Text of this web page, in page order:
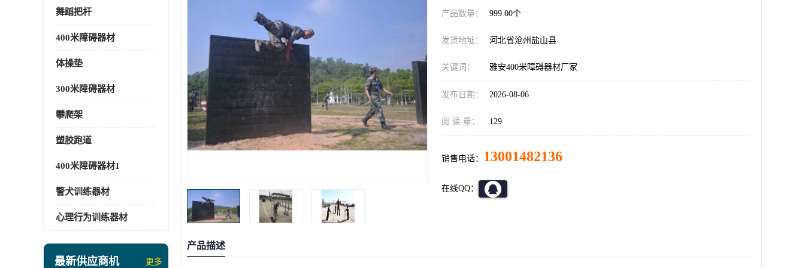
舞蹈把杆
400米障碍器材
体操垫
300米障碍器材
攀爬架
塑胶跑道
400米障碍器材1
警犬训练器材
心理行为训练器材
最新供应商机 更多
产品数量： 999.00个
发货地址： 河北省沧州盐山县
关键词： 雅安400米障碍器材厂家
发布日期： 2026-08-06
阅 读 量： 129
销售电话： 13001482136
在线QQ：
产品描述